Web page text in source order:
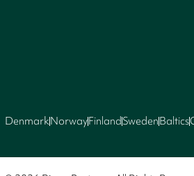
DenmarkNorwayFinlandSwedenBaltics